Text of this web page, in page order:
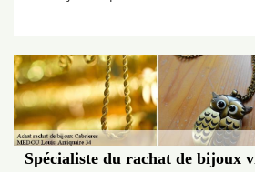
Spécialiste du rachat de bijoux